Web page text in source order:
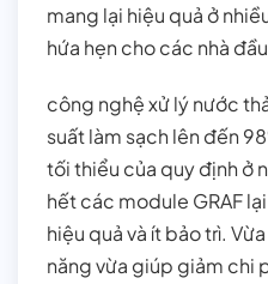
mang lại hiệu quả ở
hứa hẹn cho các nhà
công nghệ xử lý nước
suất làm sạch lên đến
tối thiểu của quy định ở
hết các module GRAF
hiệu quả và ít bảo trì.
năng vừa giúp giảm chi